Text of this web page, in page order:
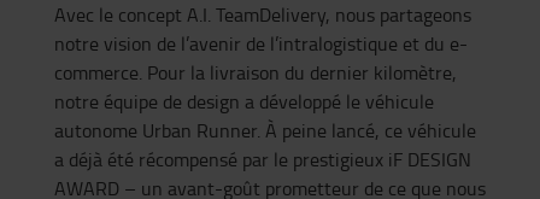
Avec le concept A.I. TeamDelivery, nous partageons
notre vision de l’avenir de l’intralogistique et du e-
commerce. Pour la livraison du dernier kilomètre,
notre équipe de design a développé le véhicule
autonome Urban Runner. À peine lancé, ce véhicule
a déjà été récompensé par le prestigieux iF DESIGN
AWARD – un avant-goût prometteur de ce que nous